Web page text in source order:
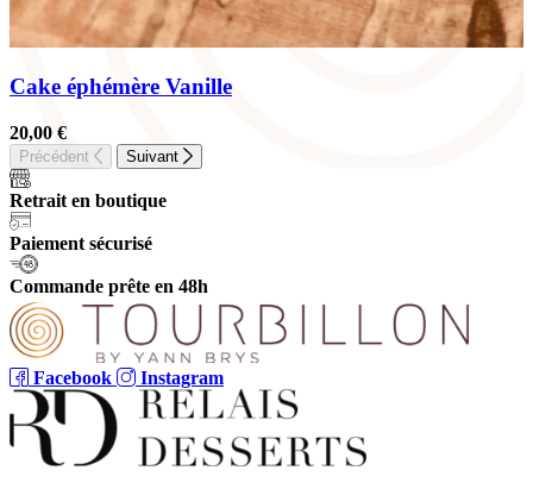
Cake éphémère Vanille
20,00 €
Précédent Suivant
Retrait en boutique
Paiement sécurisé
Commande prête en 48h
Facebook Instagram